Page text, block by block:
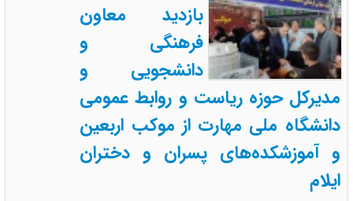
بازدید معاون
فرهنگی و
دانشجویی و
مدیرکل حوزه ریاست و روابط عمومی
دانشگاه ملی مهارت از موکب اربعین
و آموزشکده‌های پسران و دختران
ایلام